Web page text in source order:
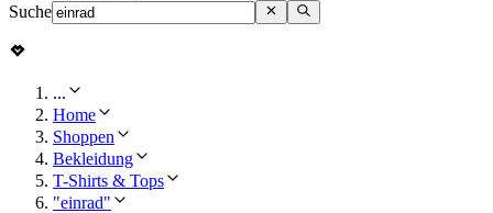
Suche
...
Home
Shoppen
Bekleidung
T-Shirts & Tops
"einrad"